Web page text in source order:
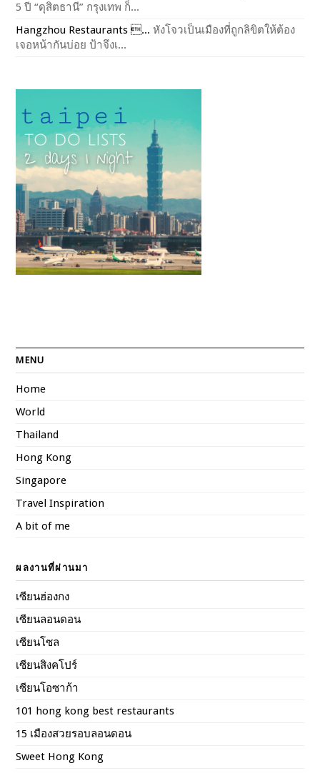
5 ปี “ดุสิตธานี” กรุงเทพ ก็...
Hangzhou Restaurants ... หังโจวเป็นเมืองที่ถูกลิขิตให้ต้อง
เจอหน้ากันบ่อย ป้าจึงเ...
MENU
Home
World
Thailand
Hong Kong
Singapore
Travel Inspiration
A bit of me
ผลงานที่ผ่านมา
เซียนฮ่องกง
เซียนลอนดอน
เซียนโซล
เซียนสิงคโปร์
เซียนโอซาก้า
101 hong kong best restaurants
15 เมืองสวยรอบลอนดอน
Sweet Hong Kong